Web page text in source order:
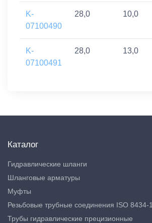
K-
07100490
28,0 10,0
K-
07100491
28,0 13,0
Каталог
Гидравлические шланги
Шланговые арматуры
Муфты
Резьбовые трубные соединения ISO 8434-1
Трубы гидравлические прецизионные